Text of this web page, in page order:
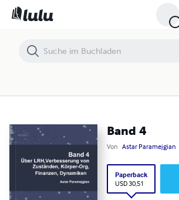
Band 4
Von Astar Paramejgian
Paperback
USD 30,51